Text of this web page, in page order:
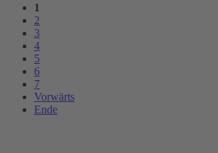
1
2
3
4
5
6
7
Vorwärts
Ende